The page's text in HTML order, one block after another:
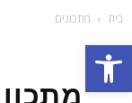
פתח סרגל נגישות
בית מתכונים